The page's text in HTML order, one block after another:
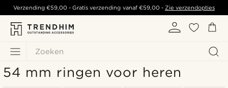
Zoeken
Verzending€59,00 - Gratis verzending vanaf €59,00- Zie verzendopties
54 mm ringen voor heren